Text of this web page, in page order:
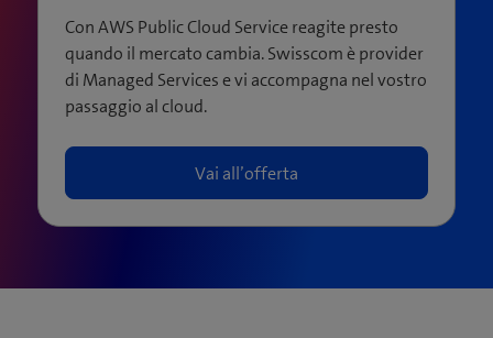
Con AWS Public Cloud Service reagite presto
quando il mercato cambia. Swisscom è provider
di Managed Services e vi accompagna nel vostro
passaggio al cloud.
Vai all’offerta